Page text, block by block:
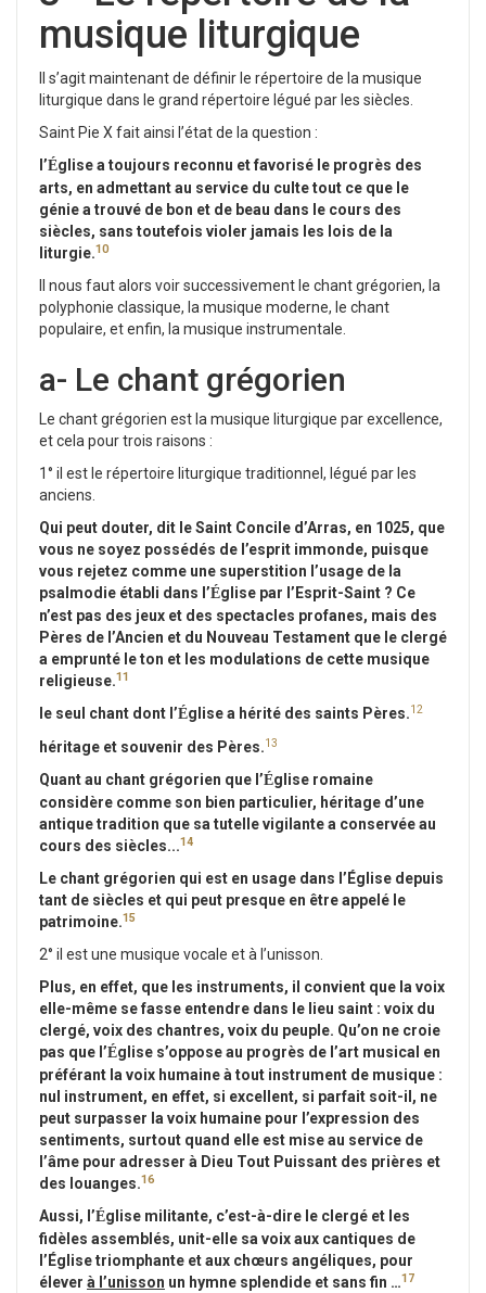
musique liturgique
Il s’agit maintenant de définir le répertoire de la musique
liturgique dans le grand répertoire légué par les siècles.
Saint Pie X fait ainsi l’état de la question :
l’Église a toujours reconnu et favorisé le progrès des
arts, en admettant au service du culte tout ce que le
génie a trouvé de bon et de beau dans le cours des
siècles, sans toutefois violer jamais les lois de la
liturgie.10
Il nous faut alors voir successivement le chant grégorien, la
polyphonie classique, la musique moderne, le chant
populaire, et enfin, la musique instrumentale.
a- Le chant grégorien
Le chant grégorien est la musique liturgique par excellence,
et cela pour trois raisons :
1° il est le répertoire liturgique traditionnel, légué par les
anciens.
Qui peut douter, dit le Saint Concile d’Arras, en 1025, que
vous ne soyez possédés de l’esprit immonde, puisque
vous rejetez comme une superstition l’usage de la
psalmodie établi dans l’Église par l’Esprit-Saint ? Ce
n’est pas des jeux et des spectacles profanes, mais des
Pères de l’Ancien et du Nouveau Testament que le clergé
a emprunté le ton et les modulations de cette musique
religieuse.11
le seul chant dont l’Église a hérité des saints Pères.12
héritage et souvenir des Pères.13
Quant au chant grégorien que l’Église romaine
considère comme son bien particulier, héritage d’une
antique tradition que sa tutelle vigilante a conservée au
cours des siècles...14
Le chant grégorien qui est en usage dans l’Église depuis
tant de siècles et qui peut presque en être appelé le
patrimoine.15
2° il est une musique vocale et à l’unisson.
Plus, en effet, que les instruments, il convient que la voix
elle-même se fasse entendre dans le lieu saint : voix du
clergé, voix des chantres, voix du peuple. Qu’on ne croie
pas que l’Église s’oppose au progrès de l’art musical en
préférant la voix humaineà tout instrument de musique :
nul instrument, en effet, si excellent, si parfait soit-il, ne
peut surpasser la voix humaine pour l’expression des
sentiments, surtout quand elle est mise au service de
l’âme pour adresser à Dieu Tout Puissant des prières et
des louanges.16
Aussi, l’Église militante, c’est-à-dire le clergé et les
fidèles assemblés, unit-elle sa voix aux cantiques de
l’Église triomphante et aux chœurs angéliques, pour
élever à l’unisson un hymne splendide et sans fin …17